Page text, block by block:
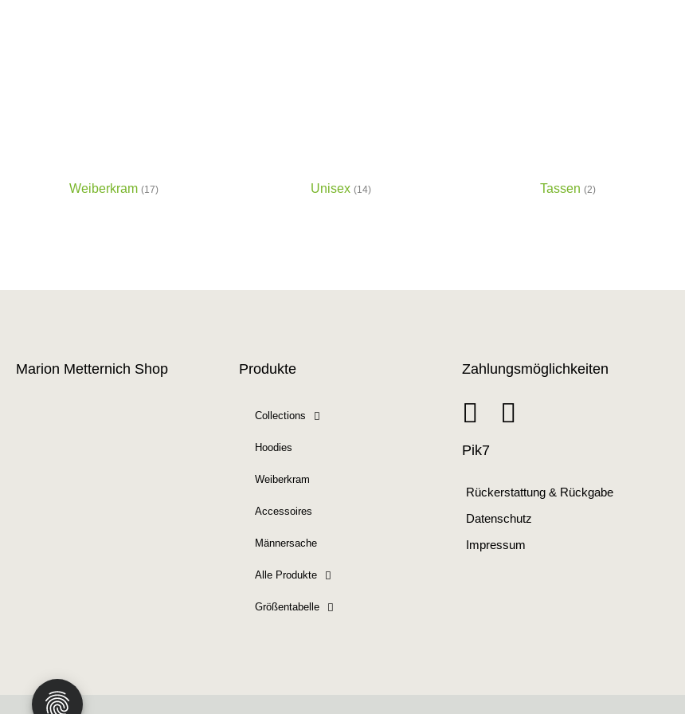
Weiberkram (17) Unisex (14) Tassen (2)
Marion Metternich Shop Produkte
Collections
Hoodies
Weiberkram
Accessoires
Männersache
Alle Produkte
Größentabelle
Zahlungsmöglichkeiten
Pik7
Rückerstattung & Rückgabe
Datenschutz
Impressum